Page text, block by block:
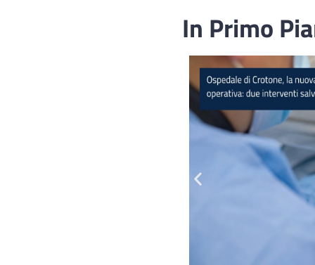
In Primo